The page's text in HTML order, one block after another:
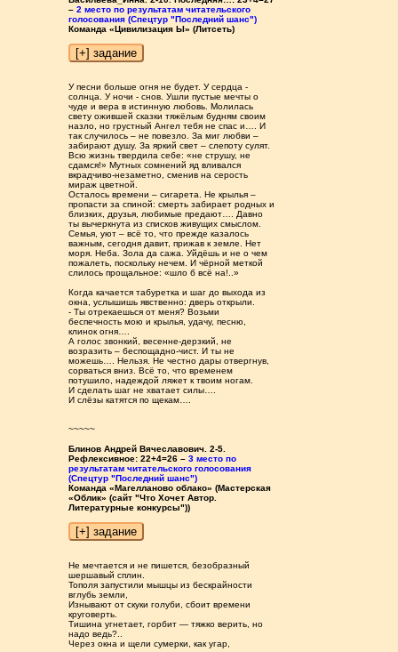
–2 место по результатам читательского
голосования (Спецтур "Последний шанс")
Команда «Цивилизация Ы» (Литсеть)
У песни больше огня не будет. У сердца -
солнца. У ночи - снов. Ушли пустые мечты о
чуде и вера в истинную любовь. Молилась
свету ожившей сказки тяжёлым будням своим
назло, но грустный Ангел тебя не спас и…. И
так случилось – не повезло. За миг любви –
забирают душу. За яркий свет – слепоту сулят.
Всю жизнь твердила себе: «не струшу, не
сдамся!» Мутных сомнений яд вливался
вкрадчиво-незаметно, сменив на серость
мираж цветной.
Осталось времени – сигарета. Не крылья –
пропасти за спиной: смерть забирает родных и
близких, друзья, любимые предают…. Давно
ты вычеркнута из списков живущих смыслом.
Семья, уют – всё то, что прежде казалось
важным, сегодня давит, прижав к земле. Нет
моря. Неба. Зола да сажа. Уйдёшь и не о чем
пожалеть, поскольку нечем. И чёрной меткой
слилось прощальное: «шло б всё на!..»
Когда качается табуретка и шаг до выхода из
окна, услышишь явственно: дверь открыли.
- Ты отрекаешься от меня? Возьми
беспечность мою и крылья, удачу, песню,
клинок огня….
А голос звонкий, весенне-дерзкий, не
возразить – беспощадно-чист. И ты не
можешь…. Нельзя. Не честно дары отвергнув,
сорваться вниз. Всё то, что временем
потушило, надеждой ляжет к твоим ногам.
И сделать шаг не хватает силы….
И слёзы катятся по щекам….
~~~~~
Блинов Андрей Вячеславович. 2-5.
Рефлексивное: 22+4=26 –3 место по
результатам читательского голосования
(Спецтур "Последний шанс")
Команда «Магелланово облако» (Мастерская
«Облик» (сайт "Что Хочет Автор.
Литературные конкурсы"))
Не мечтается и не пишется, безобразный
шершавый сплин.
Тополя запустили мышцы из бескрайности
вглубь земли,
Изнывают от скуки голуби, сбоит времени
круговерть.
Тишина угнетает, горбит — тяжко верить, но
надо ведь?..
Через окна и щели сумерки, как угар,